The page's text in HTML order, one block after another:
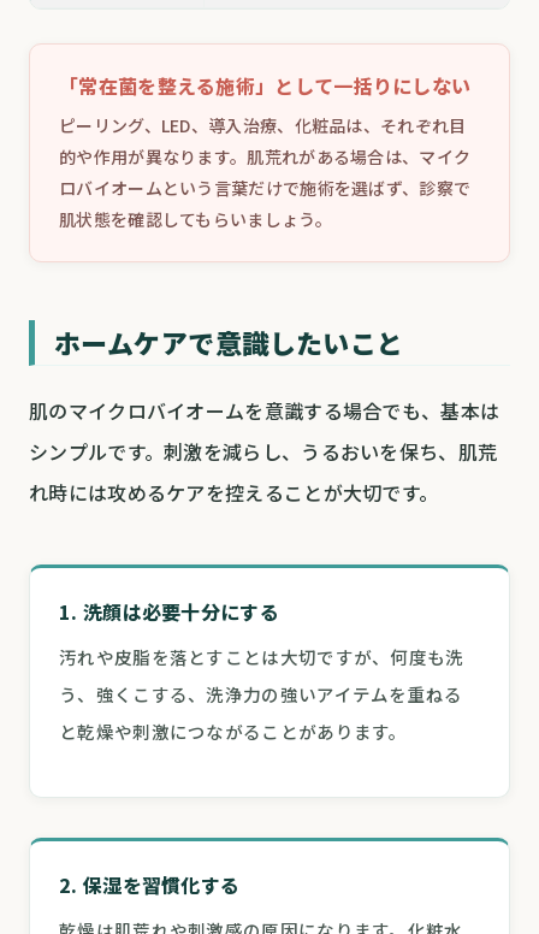
「常在菌を整える施術」として一括りにしない
ピーリング、LED、導入治療、化粧品は、それぞれ目
的や作用が異なります。肌荒れがある場合は、マイク
ロバイオームという言葉だけで施術を選ばず、診察で
肌状態を確認してもらいましょう。
ホームケアで意識したいこと
肌のマイクロバイオームを意識する場合でも、基本は
シンプルです。刺激を減らし、うるおいを保ち、肌荒
れ時には攻めるケアを控えることが大切です。
1. 洗顔は必要十分にする
汚れや皮脂を落とすことは大切ですが、何度も洗
う、強くこする、洗浄力の強いアイテムを重ねる
と乾燥や刺激につながることがあります。
2. 保湿を習慣化する